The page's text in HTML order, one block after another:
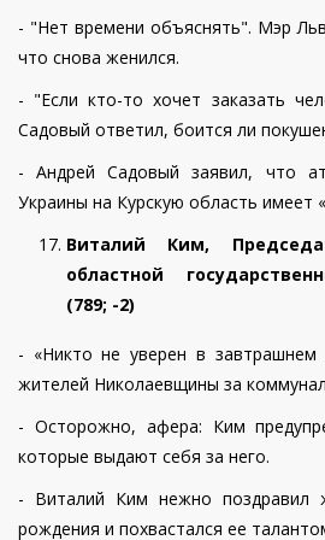
- "Нет времени объяснять". Мэр
что снова женился.
- "Если кто-то хочет заказать
Садовый ответил, боится ли
- Андрей Садовый заявил, что
Украины на Курскую область имеет
Виталий Ким,
областной
(789; -2)
- «Никто не уверен в
жителей Николаевщины за
- Осторожно, афера: Ким
которые выдают себя за него.
- Виталий Ким нежно поздравил
рождения и похвастался ее